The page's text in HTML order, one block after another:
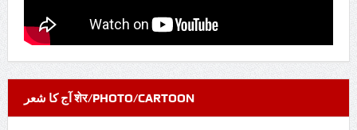
آج کا شعر शेर/PHOTO/CARTOON